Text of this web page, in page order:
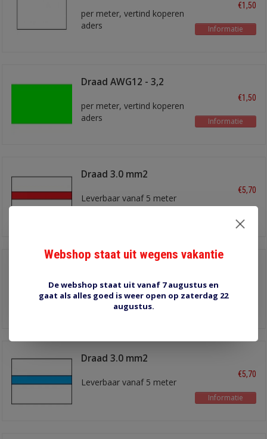
per meter, vertind koperen
aders
€1,50
Informatie
Draad AWG12 - 3,2
per meter, vertind koperen
aders
€1,50
Informatie
Draad 3.0 mm2
Leverbaar vanaf 5 meter
€5,70
Leverbaar vanaf 5 meter
Draad 3.0 mm2
Leverbaar vanaf 5 meter
€5,70
Informatie
Webshop staat uit wegens vakantie
De webshop staat uit vanaf 7 augustus en
gaat als alles goed is weer open op zaterdag 22
augustus.